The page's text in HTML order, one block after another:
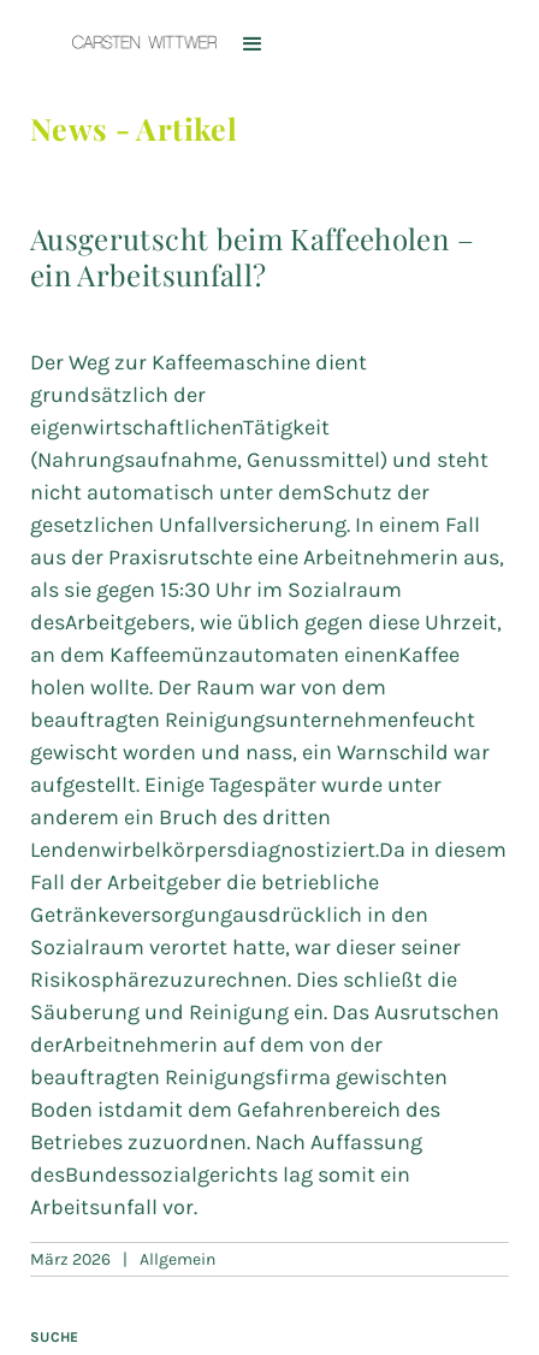
News - Artikel
Ausgerutscht beim Kaffeeholen –
ein Arbeitsunfall?
Der Weg zur Kaffeemaschine dient
grundsätzlich der
eigenwirtschaftlichenTätigkeit
(Nahrungsaufnahme, Genussmittel) und steht
nicht automatisch unter demSchutz der
gesetzlichen Unfallversicherung. In einem Fall
aus der Praxisrutschte eine Arbeitnehmerin aus,
als sie gegen 15:30 Uhr im Sozialraum
desArbeitgebers, wie üblich gegen diese Uhrzeit,
an dem Kaffeemünzautomaten einenKaffee
holen wollte. Der Raum war von dem
beauftragten Reinigungsunternehmenfeucht
gewischt worden und nass, ein Warnschild war
aufgestellt. Einige Tagespäter wurde unter
anderem ein Bruch des dritten
Lendenwirbelkörpersdiagnostiziert.Da in diesem
Fall der Arbeitgeber die betriebliche
Getränkeversorgungausdrücklich in den
Sozialraum verortet hatte, war dieser seiner
Risikosphärezuzurechnen. Dies schließt die
Säuberung und Reinigung ein. Das Ausrutschen
derArbeitnehmerin auf dem von der
beauftragten Reinigungsfirma gewischten
Boden istdamit dem Gefahrenbereich des
Betriebes zuzuordnen. Nach Auffassung
desBundessozialgerichts lag somit ein
Arbeitsunfall vor.
März 2026 | Allgemein
SUCHE